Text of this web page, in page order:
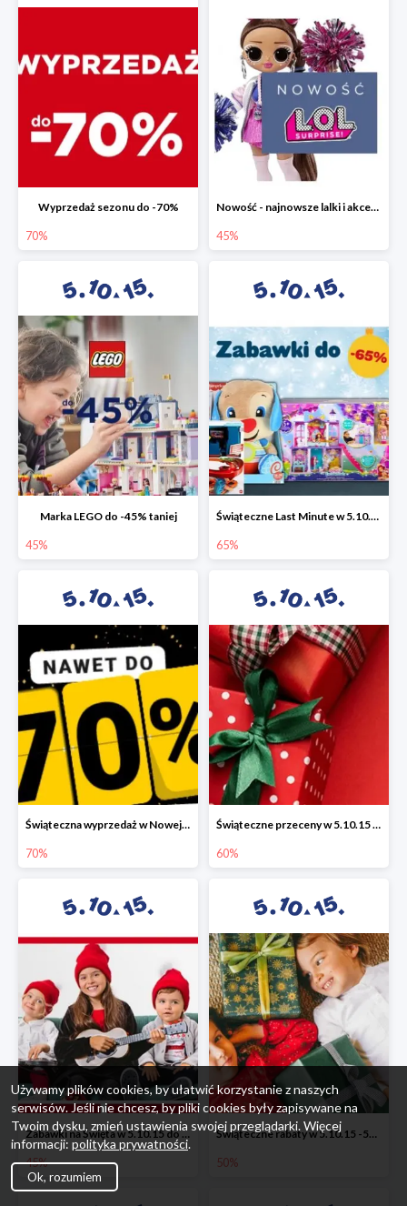
Wyprzedaż sezonu do -70%
70%
Nowość - najnowsze lalki i akcesoria L.O.L. w 5.10.15 do -45%
45%
Marka LEGO do -45% taniej
45%
Świąteczne Last Minute w 5.10.15 - zabawki do -65%
65%
Świąteczna wyprzedaż w Nowej Erze - National Geographic Learning -70%
70%
Świąteczne przeceny w 5.10.15 - wszystkie ubrania -60%
60%
Zabawki na Święta w 5.10.15 do -45%
45%
Świąteczne rabaty w 5.10.15 -50%
50%
Używamy plików cookies, by ułatwić korzystanie z naszych
serwisów. Jeśli nie chcesz, by pliki cookies były zapisywane na
Twoim dysku, zmień ustawienia swojej przeglądarki. Więcej
informacji: polityka prywatności.
Ok, rozumiem